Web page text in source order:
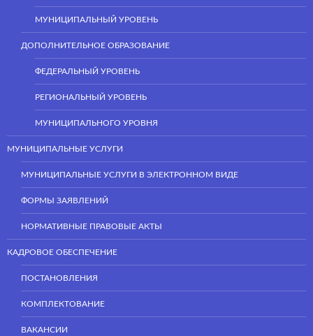
МУНИЦИПАЛЬНЫЙ УРОВЕНЬ
ДОПОЛНИТЕЛЬНОЕ ОБРАЗОВАНИЕ
ФЕДЕРАЛЬНЫЙ УРОВЕНЬ
РЕГИОНАЛЬНЫЙ УРОВЕНЬ
МУНИЦИПАЛЬНОГО УРОВНЯ
МУНИЦИПАЛЬНЫЕ УСЛУГИ
МУНИЦИПАЛЬНЫЕ УСЛУГИ В ЭЛЕКТРОННОМ ВИДЕ
ФОРМЫ ЗАЯВЛЕНИЙ
НОРМАТИВНЫЕ ПРАВОВЫЕ АКТЫ
КАДРОВОЕ ОБЕСПЕЧЕНИЕ
ПОСТАНОВЛЕНИЯ
КОМПЛЕКТОВАНИЕ
ВАКАНСИИ